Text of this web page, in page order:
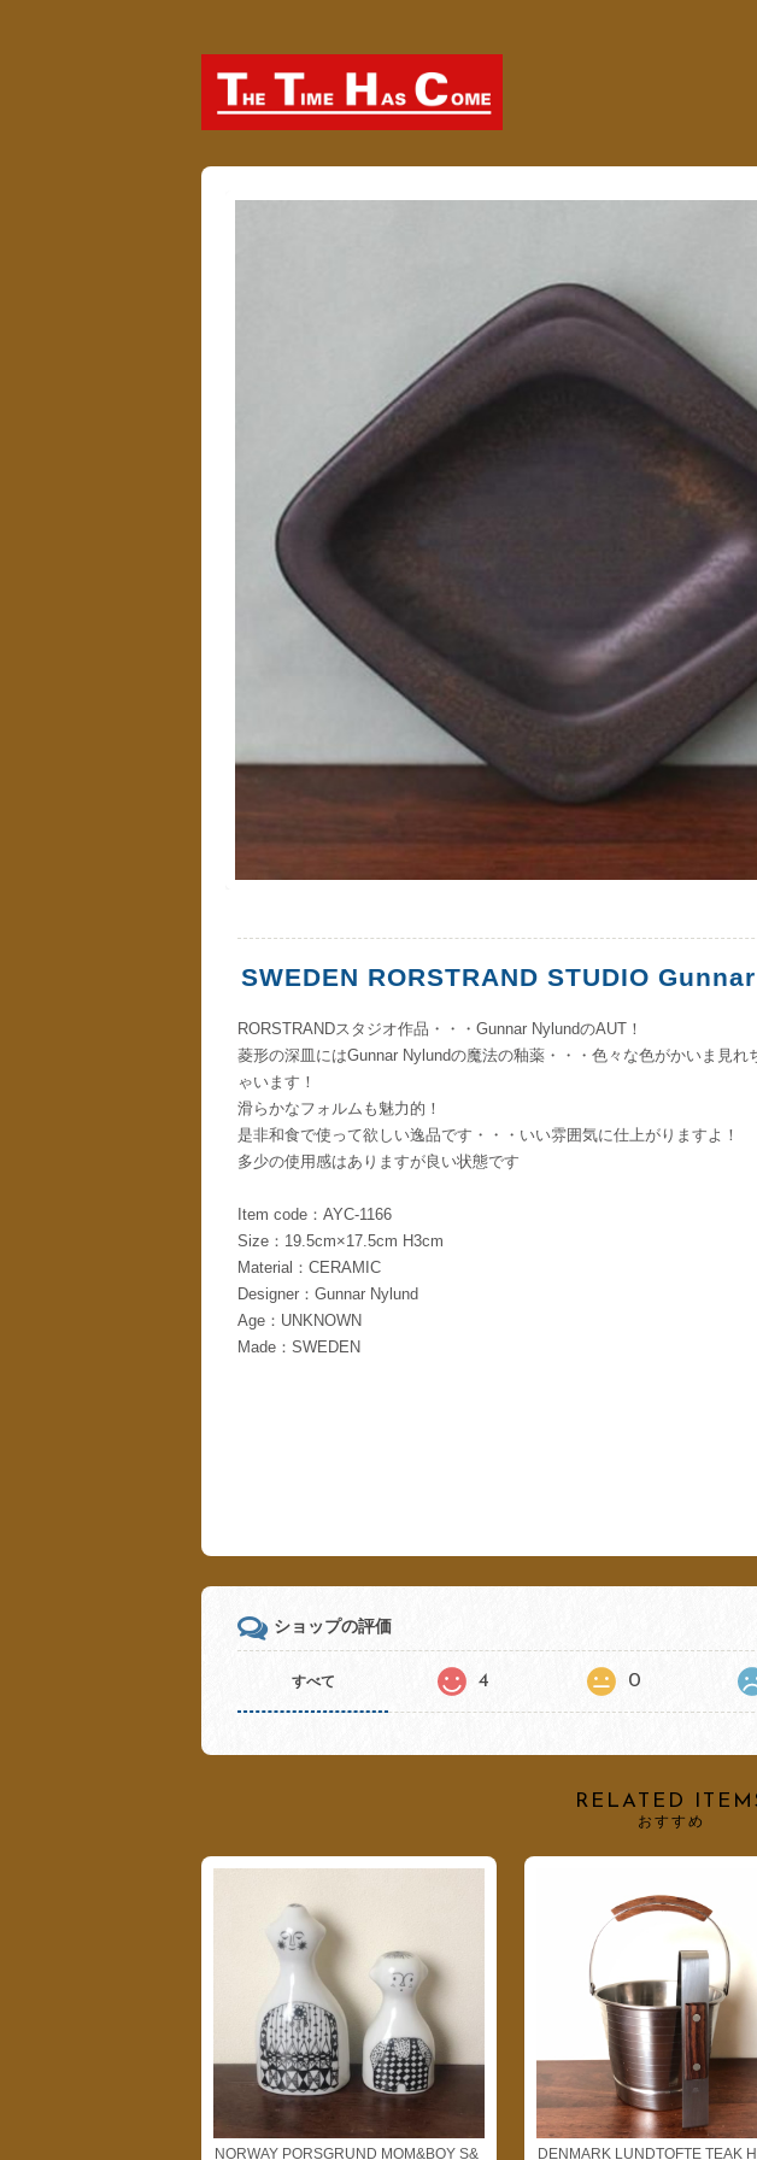
SWEDEN RORSTRAND STUDIO
RORSTRANDスタジオ作品・・・Gunnar NylundのAUT！
菱形の深皿にはGunnar Nylundの魔法の釉薬・・・色々な色がかいま見れ
ゃいます！
滑らかなフォルムも魅力的！
是非和食で使って欲しい逸品です・・・いい雰囲気に仕上がりますよ！
多少の使用感はありますが良い状態です
Item code：AYC-1166
Size：19.5cm×17.5cm H3cm
Material：CERAMIC
Designer：Gunnar Nylund
Age：UNKNOWN
Made：SWEDEN
ショップの評価
すべて 4 0
RELATED
おすすめ
NORWAY PORSGRUND MOM&BOY S& DENMARK LUNDTOFTE TEAK